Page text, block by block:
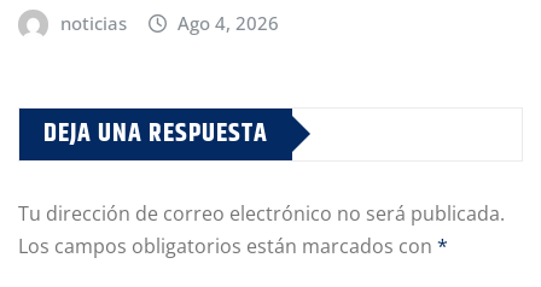
noticias Ago 4, 2026
DEJA UNA RESPUESTA
Tu dirección de correo electrónico no será publicada.
Los campos obligatorios están marcados con *